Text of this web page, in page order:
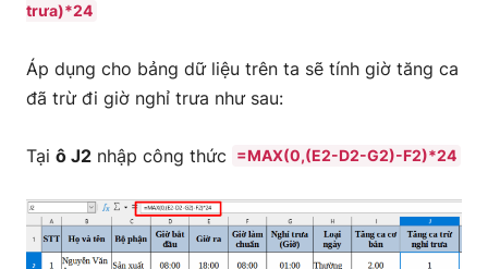
trưa)*24
Áp dụng cho bảng dữ liệu trên ta sẽ tính giờ tăng ca
đã trừ đi giờ nghỉ trưa như sau:
Tại ô J2 nhập công thức =MAX(0,(E2-D2-G2)-F2)*24